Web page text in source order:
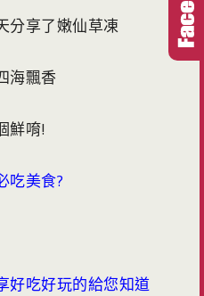
分享了嫩仙草凍
海飄香
鮮唷!
吃美食?
好吃好玩的給您知道